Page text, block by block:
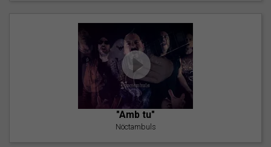
"Amb tu"
Nöctambuls